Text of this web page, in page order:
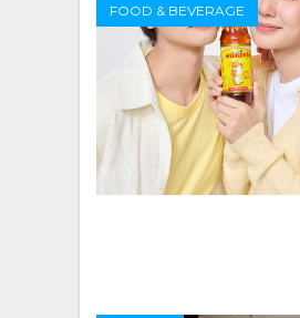
FOOD & BEVERAGE